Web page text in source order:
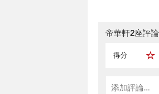
帝華軒2座評論
得分